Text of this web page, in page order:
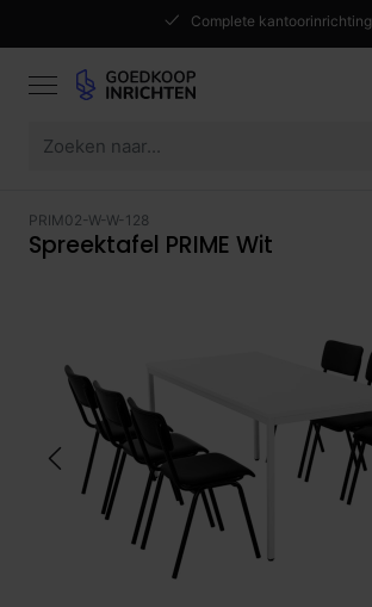
Complete kantoorinrichting
PRIM02-W-W-128
Spreektafel PRIME Wit